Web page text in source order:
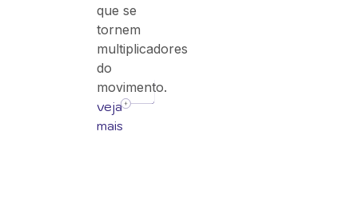
que se
tornem
multiplicadores
do
movimento.
veja
mais